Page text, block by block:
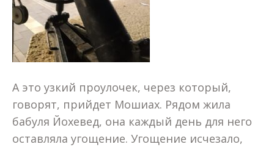
А это узкий проулочек, через который,
говорят, прийдет Мошиах. Рядом жила
бабуля Йохевед, она каждый день для него
оставляла угощение. Угощение исчезало,